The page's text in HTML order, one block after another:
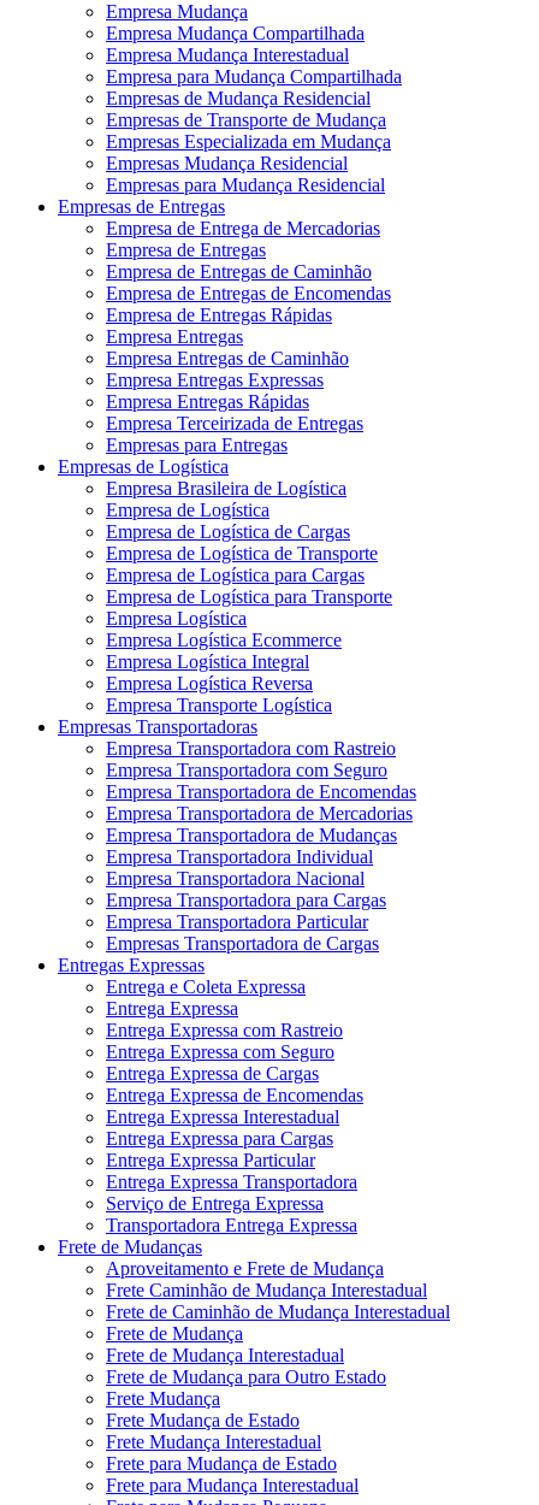
Empresa Mudança
Empresa Mudança Compartilhada
Empresa Mudança Interestadual
Empresa para Mudança Compartilhada
Empresas de Mudança Residencial
Empresas de Transporte de Mudança
Empresas Especializada em Mudança
Empresas Mudança Residencial
Empresas para Mudança Residencial
Empresas de Entregas
Empresa de Entrega de Mercadorias
Empresa de Entregas
Empresa de Entregas de Caminhão
Empresa de Entregas de Encomendas
Empresa de Entregas Rápidas
Empresa Entregas
Empresa Entregas de Caminhão
Empresa Entregas Expressas
Empresa Entregas Rápidas
Empresa Terceirizada de Entregas
Empresas para Entregas
Empresas de Logística
Empresa Brasileira de Logística
Empresa de Logística
Empresa de Logística de Cargas
Empresa de Logística de Transporte
Empresa de Logística para Cargas
Empresa de Logística para Transporte
Empresa Logística
Empresa Logística Ecommerce
Empresa Logística Integral
Empresa Logística Reversa
Empresa Transporte Logística
Empresas Transportadoras
Empresa Transportadora com Rastreio
Empresa Transportadora com Seguro
Empresa Transportadora de Encomendas
Empresa Transportadora de Mercadorias
Empresa Transportadora de Mudanças
Empresa Transportadora Individual
Empresa Transportadora Nacional
Empresa Transportadora para Cargas
Empresa Transportadora Particular
Empresas Transportadora de Cargas
Entregas Expressas
Entrega e Coleta Expressa
Entrega Expressa
Entrega Expressa com Rastreio
Entrega Expressa com Seguro
Entrega Expressa de Cargas
Entrega Expressa de Encomendas
Entrega Expressa Interestadual
Entrega Expressa para Cargas
Entrega Expressa Particular
Entrega Expressa Transportadora
Serviço de Entrega Expressa
Transportadora Entrega Expressa
Frete de Mudanças
Aproveitamento e Frete de Mudança
Frete Caminhão de Mudança Interestadual
Frete de Caminhão de Mudança Interestadual
Frete de Mudança
Frete de Mudança Interestadual
Frete de Mudança para Outro Estado
Frete Mudança
Frete Mudança de Estado
Frete Mudança Interestadual
Frete para Mudança de Estado
Frete para Mudança Interestadual